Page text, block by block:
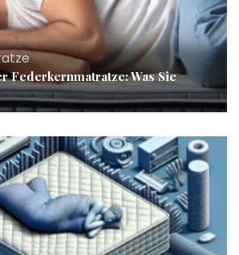
Federkernmatratze: Was Sie